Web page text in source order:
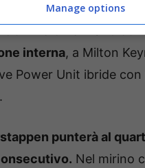
ai massimi traguardi. Lo
interna, a Milton
Power Unit ibride
punterà al
Nel mirino
Manage options